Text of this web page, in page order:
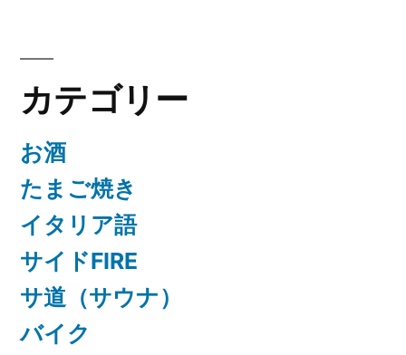
カテゴリー
お酒
たまご焼き
イタリア語
サイドFIRE
サ道（サウナ）
バイク